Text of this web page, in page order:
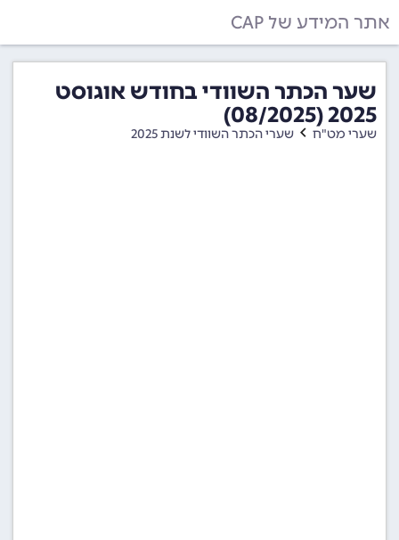
אתר המידע של CAP
שער הכתר השוודי בחודש אוגוסט
2025 (08/2025)
שערי מט"ח שערי הכתר השוודי לשנת 2025